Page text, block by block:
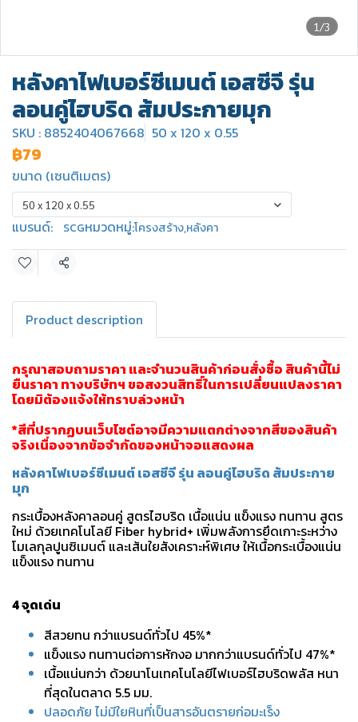
1/3
หลังคาไฟเบอร์ซีเมนต์ เอสซีจี รุ่น
ลอนคู่ไฮบริด ส้มประกายมุก
SKU : 8852404067668 50 x 120 x 0.55
฿79
ขนาด (เซนติเมตร)
50 x 120 x 0.55
แบรนด์: SCGหมวดหมู่:โครงสร้าง,หลังคา
แชร์
Product description
กรุณาสอบถามราคา และจำนวนสินค้าก่อนสั่งซื้อ สินค้านี้ไม่
ยืนราคา ทางบริษัทฯ ขอสงวนสิทธิ์ในการเปลี่ยนแปลงราคา
โดยมิต้องแจ้งให้ทราบล่วงหน้า
*สีที่ปรากฏบนเว็บไซต์อาจมีความแตกต่างจากสีของสินค้า
จริงเนื่องจากข้อจำกัดของหน้าจอแสดงผล
หลังคาไฟเบอร์ซีเมนต์ เอสซีจี รุ่น ลอนคู่ไฮบริด ส้มประกาย
มุก
กระเบื้องหลังคาลอนคู่ สูตรไฮบริด เนื้อแน่น แข็งแรง ทนทาน สูตร
ใหม่ ด้วยเทคโนโลยี Fiber hybrid+ เพิ่มพลังการยึดเกาะระหว่าง
โมเลกุลปูนซิเมนต์ และเส้นใยสังเคราะห์พิเศษ ให้เนื้อกระเบื้องแน่น
แข็งแรง ทนทาน
4 จุดเด่น
สีสวยทน กว่าแบรนด์ทั่วไป 45%*
แข็งแรง ทนทานต่อการหักงอ มากกว่าแบรนด์ทั่วไป 47%*
เนื้อแน่นกว่า ด้วยนาโนเทคโนโลยีไฟเบอร์ไฮบริดพลัส หนา
ที่สุดในตลาด 5.5 มม.
ปลอดภัย ไม่มีใยหินที่เป็นสารอันตรายก่อมะเร็ง